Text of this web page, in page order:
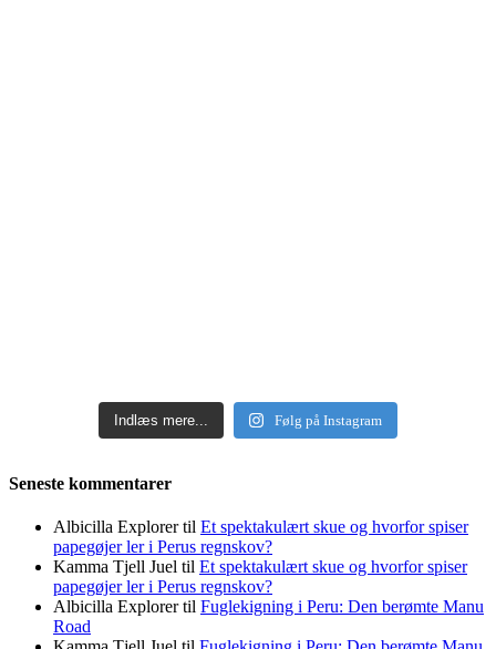
Indlæs mere... Følg på Instagram
Seneste kommentarer
Albicilla Explorertil Et spektakulært skue og hvorfor spiser
papegøjer ler i Perus regnskov?
Kamma Tjell Juel til Et spektakulært skue og hvorfor spiser
papegøjer ler i Perus regnskov?
Albicilla Explorertil Fuglekigning i Peru: Den berømte Manu
Road